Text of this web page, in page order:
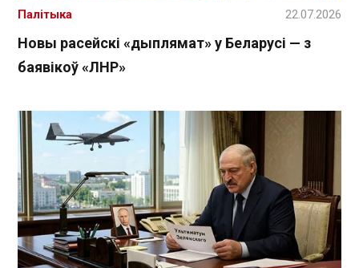
Новы расейскі «дыплямат» у Беларусі — з
баявікоў «ЛНР»
Палітыка 22.07.2026